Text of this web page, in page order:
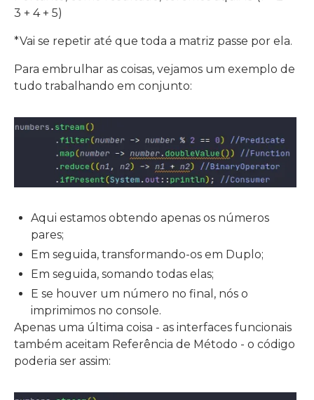
3 + 4 + 5)
*Vai se repetir até que toda a matriz passe por ela.
Para embrulhar as coisas, vejamos um exemplo de
tudo trabalhando em conjunto:
Aqui estamos obtendo apenas os números
pares;
Em seguida, transformando-os em Duplo;
Em seguida, somando todas elas;
E se houver um número no final, nós o
imprimimos no console.
Apenas uma última coisa - as interfaces funcionais
também aceitam Referência de Método - o código
poderia ser assim: